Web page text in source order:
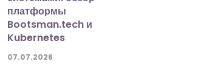
платформы
Bootsman.tech и
Kubernetes
07.07.2026